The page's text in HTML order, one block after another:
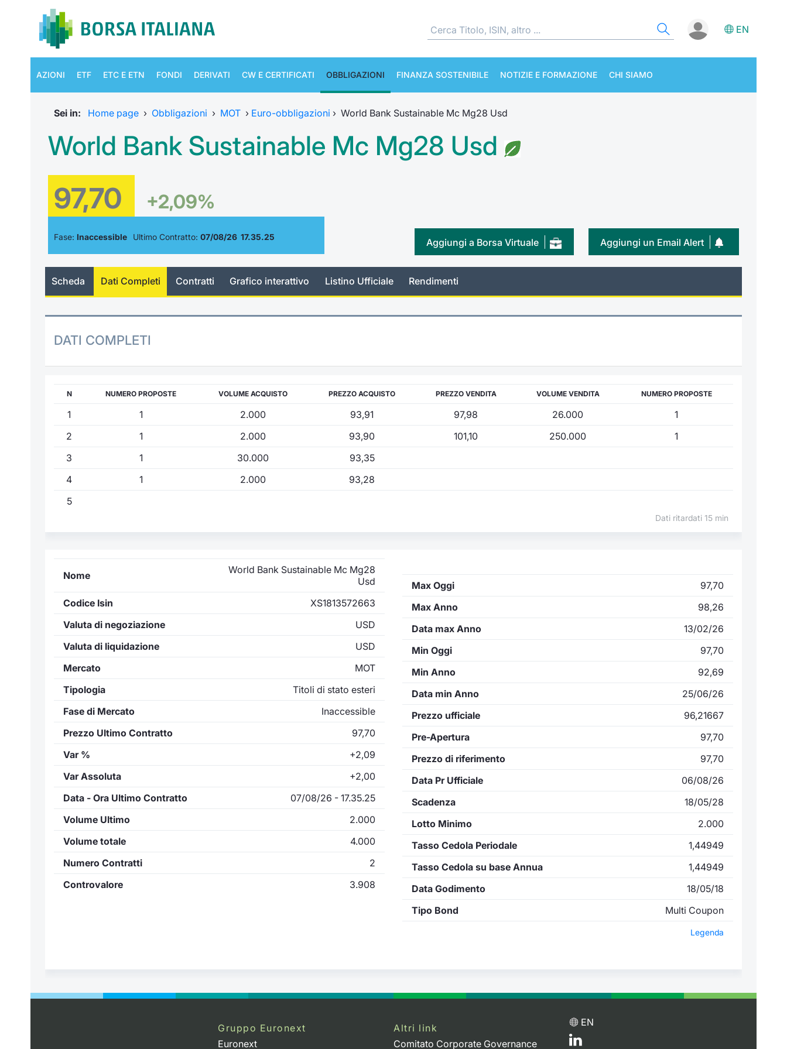
EN
AZIONI ETF ETC E ETN FONDI DERIVATI CW E CERTIFICATI OBBLIGAZIONI FINANZA SOSTENIBILE NOTIZIE E FORMAZIONE CHI SIAMO
Sei in: Home page › Obbligazioni › MOT › Euro-obbligazioni › World Bank Sustainable Mc Mg28 Usd
World Bank Sustainable Mc Mg28 Usd
97,70 +2,09%
Fase: Inaccessible Ultimo Contratto: 07/08/26 17.35.25 Aggiungi un Email Alert
Aggiungi a Borsa Virtuale
Scheda Dati Completi Contratti Grafico interattivo Listino Ufficiale Rendimenti
DATI COMPLETI
N NUMERO PROPOSTE VOLUME ACQUISTO PREZZO ACQUISTO PREZZO VENDITA VOLUME VENDITA NUMERO PROPOSTE
1 1 2.000 93,91 97,98 26.000
1
2
1 2.000 93,90 101,10 250.000
1
3
1 30.000
93,35
4
1 2.000
93,28
5
Dati ritardati 15 min
Nome
World Bank Sustainable Mc Mg28
Usd
Codice Isin
XS1813572663
Valuta di negoziazione
USD
Valuta di liquidazione
USD
Mercato
MOT
Tipologia
Titoli di stato esteri
Fase di Mercato
Inaccessible
Prezzo Ultimo Contratto
97,70
Var %
+2,09
Var Assoluta
+2,00
Data - Ora Ultimo Contratto
07/08/26 - 17.35.25
Volume Ultimo
2.000
Volume totale
4.000
Numero Contratti
2
Controvalore
3.908
Max Oggi
97,70
Max Anno
98,26
Data max Anno
13/02/26
Min Oggi
97,70
Min Anno
92,69
Data min Anno
25/06/26
Prezzo ufficiale
96,21667
Pre-Apertura
97,70
Prezzo di riferimento
97,70
Data Pr Ufficiale
06/08/26
Scadenza
18/05/28
Lotto Minimo
2.000
Tasso Cedola Periodale
1,44949
Tasso Cedola su base Annua
1,44949
Data Godimento
18/05/18
Tipo Bond
Multi Coupon
Legenda
Gruppo Euronext
Euronext
Altri link
Comitato Corporate Governance
EN